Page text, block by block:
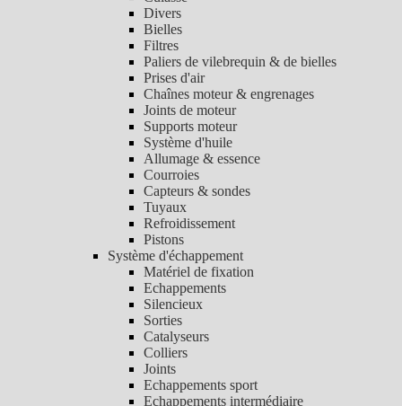
Divers
Bielles
Filtres
Paliers de vilebrequin & de bielles
Prises d'air
Chaînes moteur & engrenages
Joints de moteur
Supports moteur
Système d'huile
Allumage & essence
Courroies
Capteurs & sondes
Tuyaux
Refroidissement
Pistons
Système d'échappement
Matériel de fixation
Echappements
Silencieux
Sorties
Catalyseurs
Colliers
Joints
Echappements sport
Echappements intermédiaire